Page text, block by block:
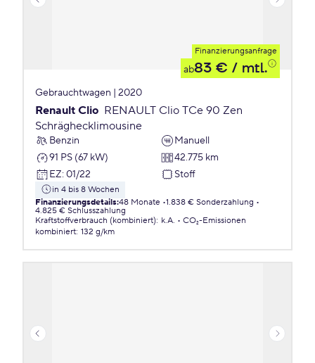
Finanzierungsanfrage
ab83 € / mtl.
Gebrauchtwagen | 2020
Renault Clio RENAULT Clio TCe 90 Zen
Schräghecklimousine
Benzin
Manuell
91 PS (67 kW)
42.775 km
EZ: 01/22 Stoff
in 4 bis 8 Wochen
Finanzierungsdetails:48 Monate 1.838 € Sonderzahlung
4.825 € Schlusszahlung
Kraftstoffverbrauch (kombiniert): k.A.
CO₂-Emissionen
kombiniert: 132 g/km